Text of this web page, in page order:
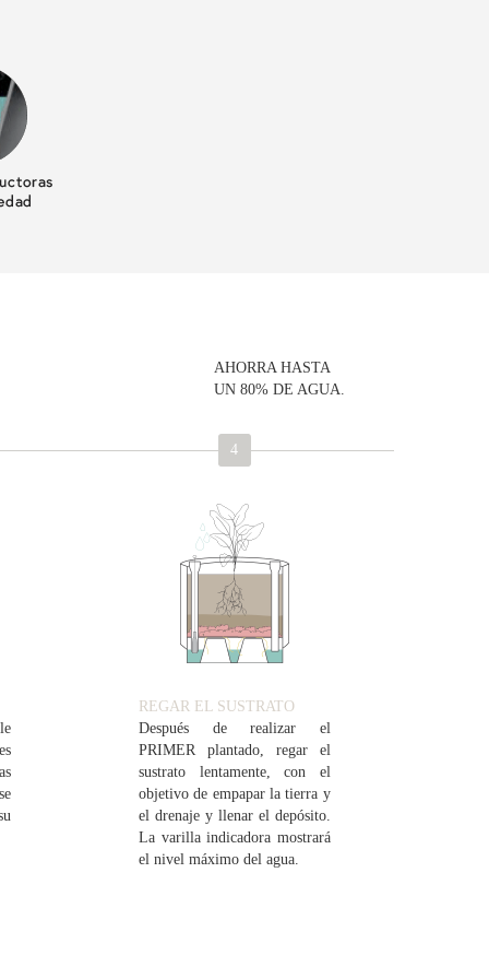
AHORRA HASTA
UN 80% DE AGUA.
4
REGAR EL SUSTRATO
Después de realizar el
PRIMER plantado, regar el
sustrato lentamente, con el
objetivo de empapar la tierra y
el drenaje y llenar el depósito.
La varilla indicadora mostrará
el nivel máximo del agua.